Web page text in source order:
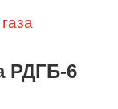
РДГБ-6